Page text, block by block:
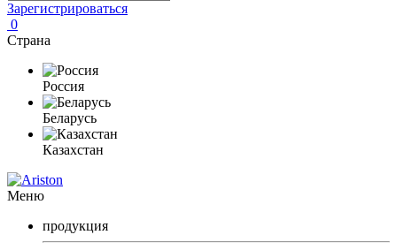
Зарегистрироваться
0
Страна
Россия
Беларусь
Казахстан
Меню
продукция